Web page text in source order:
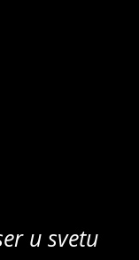
u svetu